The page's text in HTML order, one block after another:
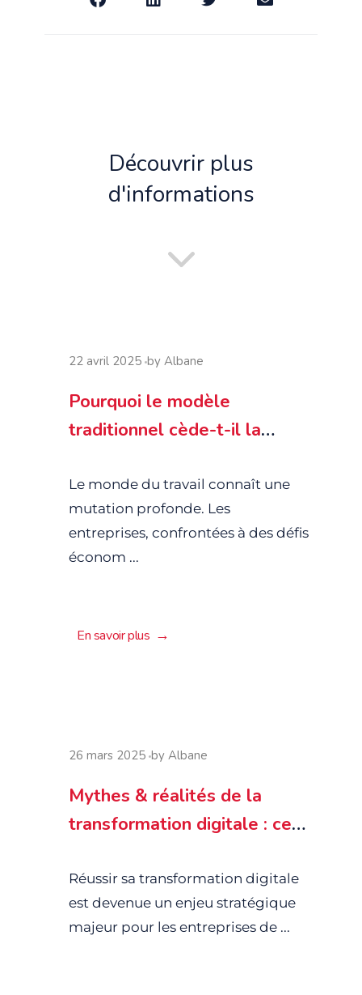
Découvrir plus
d'informations
22 avril 2025 by Albane
Pourquoi le modèle
traditionnel cède-t-il la
agiles et flexibles ?
Le monde du travail connaît une
mutation profonde. Les
entreprises, confrontées à des défis
économ ...
En savoir plus
26 mars 2025 by Albane
Mythes & réalités de la
transformation digitale : ce
savoir
Réussir sa transformation digitale
est devenue un enjeu stratégique
majeur pour les entreprises de ...